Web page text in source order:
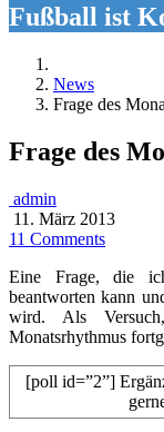
Fußball ist
News
Frage des
Frage des
admin
11. März 2013
11 Comments
Eine Frage, die
beantworten kann
wird. Als
Monatsrhythmus
[poll id=”2”]